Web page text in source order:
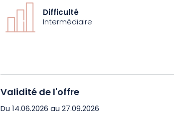
Cette activité s’adresse aux pratiquants de
l’aise sur un VTT et capables de gérer leur
pente. Le matériel est fourni (VTT, casque et
pleinement de votre sortie.
Vivez une aventure sportive et immersive au
Difficulté
Intermédiaire
Validité de l'offre
Du 14.06.2026 au 27.09.2026